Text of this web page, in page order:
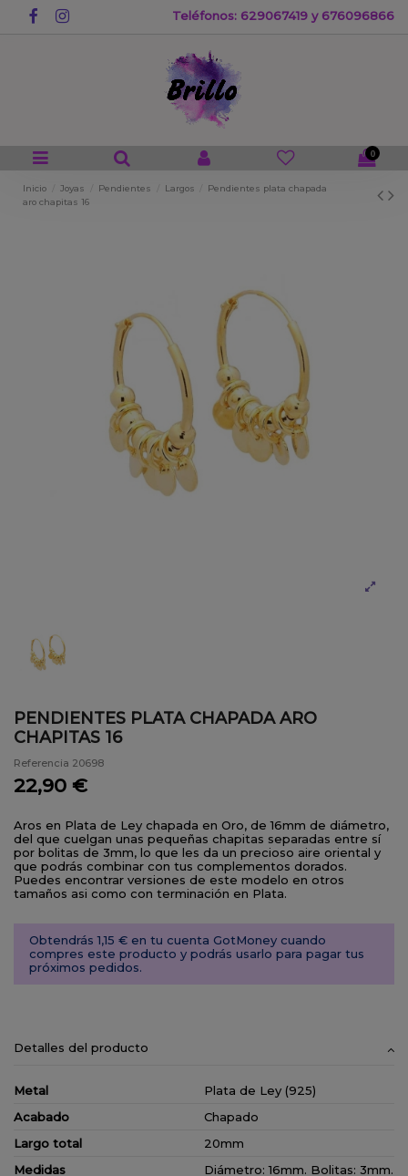
Teléfonos: 629067419 y 676096866
0
Inicio Joyas Pendientes Largos
Pendientes plata chapada
aro chapitas 16
PENDIENTES PLATA CHAPADA ARO
CHAPITAS 16
Referencia 20698
22,90 €
Aros en Plata de Ley chapada en Oro, de 16mm de diámetro,
del que cuelgan unas pequeñas chapitas separadas entre sí
por bolitas de 3mm, lo que les da un precioso aire oriental y
que podrás combinar con tus complementos dorados.
Puedes encontrar versiones de este modelo en otros
tamaños asi como con terminación en Plata.
Obtendrás 1,15 € en tu cuenta GotMoney cuando
compres este producto y podrás usarlo para pagar tus
próximos pedidos.
Detalles del producto
Metal
Plata de Ley (925)
Acabado
Chapado
Largo total
20mm
Medidas
Diámetro: 16mm. Bolitas: 3mm.